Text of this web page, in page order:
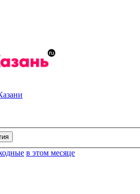
в этом месяце